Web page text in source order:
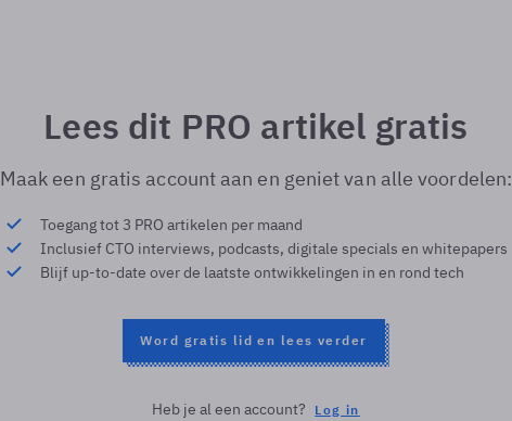
Lees dit PRO artikel gratis
Maak een gratis account aan en geniet van alle voordelen:
Toegang tot 3 PRO artikelen per maand
Inclusief CTO interviews, podcasts, digitale specials en whitepapers
Blijf up-to-date over de laatste ontwikkelingen in en rond tech
Word gratis lid en lees verder
Heb je al een account? Log in